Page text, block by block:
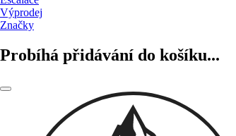
Výprodej
Značky
Probíhá přidávání do košíku...